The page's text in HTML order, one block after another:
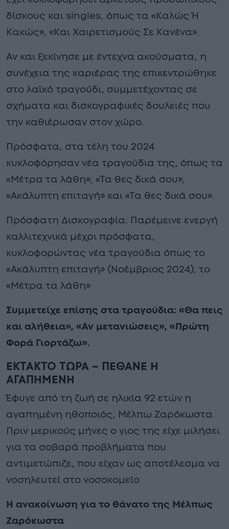
δίσκους και singles, όπως τα «Καλώς Ή
Κακώς», «Και Χαιρετισμούς Σε Κανένα».
Αν και ξεκίνησε με έντεχνα ακούσματα, η
συνέχεια της καριέρας της επικεντρώθηκε
στο λαϊκό τραγούδι, συμμετέχοντας σε
σχήματα και δισκογραφικές δουλειές που
την καθιέρωσαν στον χώρο.
Πρόσφατα, στα τέλη του 2024
κυκλοφόρησαν νέα τραγούδια της, όπως τα
«Μέτρα τα λάθη», «Τα θες δικά σου»,
«Ακάλυπτη επιταγή» και «Τα θες δικά σου».
Πρόσφατη Δισκογραφία: Παρέμεινε ενεργή
καλλιτεχνικά μέχρι πρόσφατα,
κυκλοφορώντας νέα τραγούδια όπως το
«Ακάλυπτη επιταγή» (Νοέμβριος 2024), το
«Μέτρα τα λάθη»
Συμμετείχε επίσης στα τραγούδια: «Θα πεις
και αλήθεια», «Αν μετανιώσεις», «Πρώτη
Φορά Γιορτάζω».
ΕΚΤΑΚΤΟ ΤΩΡΑ – ΠΕΘΑΝΕ Η
ΑΓΑΠΗΜΕΝΗ
Έφυγε από τη ζωή σε ηλικία 92 ετών η
αγαπημένη ηθοποιός, Μέλπω Ζαρόκωστα.
Πριν μερικούς μήνες ο γιος της είχε μιλήσει
για τα σοβαρά προβλήματα που
αντιμετώπιζε, που είχαν ως αποτέλεσμα να
νοσηλευτεί στο νοσοκομείο
Η ανακοίνωση για το θάνατο της Μέλπως
Ζαρόκωστα